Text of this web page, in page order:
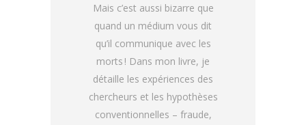
Mais c’est aussi bizarre que
quand un médium vous dit
qu’il communique avec les
morts ! Dans mon livre, je
détaille les expériences des
chercheurs et les hypothèses
conventionnelles – fraude,